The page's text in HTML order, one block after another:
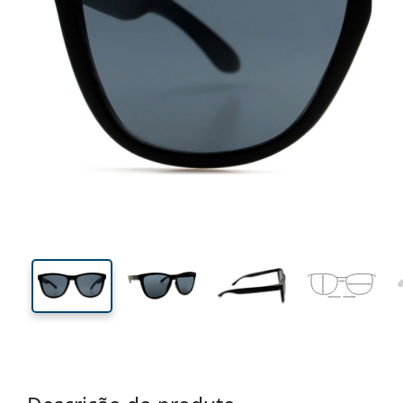
Calibre total dos óculos
43 mm
Comprimento do cristal
54 mm
Calibre do cristal
Calibre